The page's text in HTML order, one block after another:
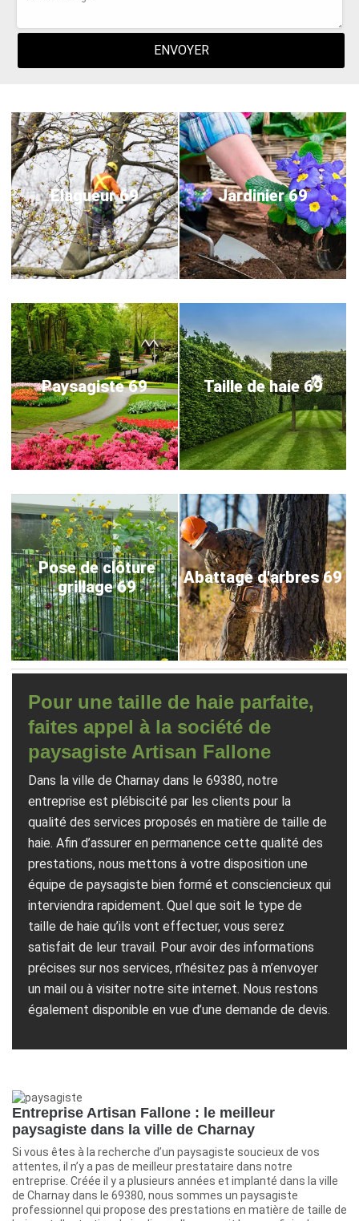
Elagueur 69 Jardinier 69
Paysagiste 69 Taille de haie 69
Pose de clôture
grillage 69
Abattage d'arbres 69
Pour une taille de haie parfaite,
faites appel à la société de
paysagiste Artisan Fallone
Dans la ville de Charnay dans le 69380, notre
entreprise est plébiscité par les clients pour la
qualité des services proposés en matière de taille de
haie. Afin d’assurer en permanence cette qualité des
prestations, nous mettons à votre disposition une
équipe de paysagiste bien formé et consciencieux qui
interviendra rapidement. Quel que soit le type de
taille de haie qu’ils vont effectuer, vous serez
satisfait de leur travail. Pour avoir des informations
précises sur nos services, n’hésitez pas à m’envoyer
un mail ou à visiter notre site internet. Nous restons
également disponible en vue d’une demande de devis.
Entreprise Artisan Fallone : le meilleur
paysagiste dans la ville de Charnay
Si vous êtes à la recherche d’un paysagiste soucieux de vos
attentes, il n’y a pas de meilleur prestataire dans notre
entreprise. Créée il y a plusieurs années et implanté dans la ville
de Charnay dans le 69380, nous sommes un paysagiste
professionnel qui propose des prestations en matière de taille de